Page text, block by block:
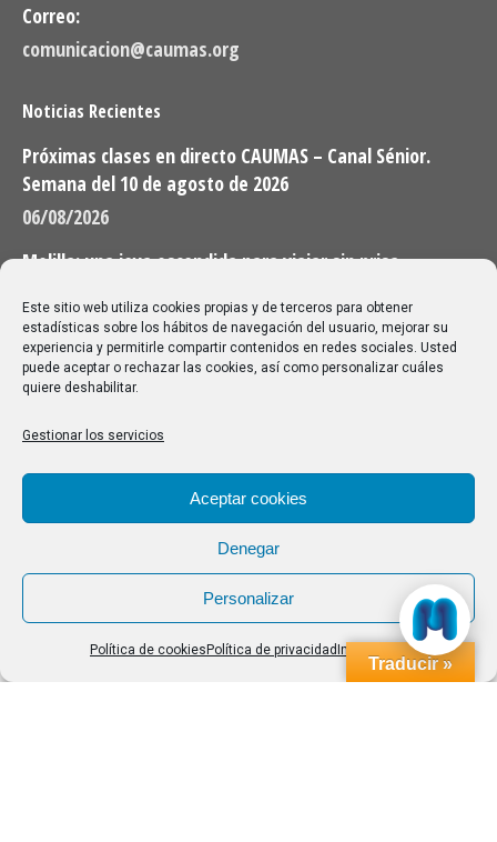
Este sitio web utiliza cookies propias y de terceros para obtener
estadísticas sobre los hábitos de navegación del usuario, mejorar su
experiencia y permitirle compartir contenidos en redes sociales. Usted
puede aceptar o rechazar las cookies, así como personalizar cuáles
quiere deshabilitar.
Gestionar los servicios
Aceptar cookies
Denegar
Personalizar
Política de cookies Política de privacidad Impressum
Correo:
comunicacion@caumas.org
Noticias Recientes
Próximas clases en directo CAUMAS – Canal Sénior.
Semana del 10 de agosto de 2026
06/08/2026
Melilla: una joya escondida para viajar sin prisa
28/07/2026
Buscar
Buscar:
Aviso Legal|Política de privacidad|Política de cookies
Traducir »